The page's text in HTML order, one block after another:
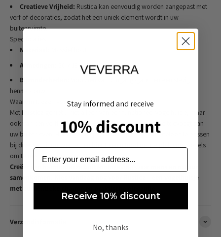
Creatieve Vrijheid: Rustica kan eenvoudig worden aangepast met
verf of decoraties, zodat het een uniek element wordt in uw
buitenruimte.
Specificaties
Materiaal:
Afmetingen:
20 x 13 x 15 cm
Bijzonderheden:
henneptouw
Waarom Kiezen voor Rustica?
Met Rustica
geniet u niet alleen van een functioneel vogelhuisje, maar
ook van een verfijnd decoratiestuk dat een vleugje luxe toevoegt aan
uw buitenleven. Het vogelhuisje is ontworpen om moeiteloos te passen
bij diverse tuinontwerpen en biedt een uitnodigende plek voor vogels
om te nestelen, eten en rusten.
Creëer een harmonieuze buitenomgeving waar mens en natuur
samenkomen. Kies vandaag nog voor Rustica – een vogelhuisje
met authentieke charme en praktische elegantie.
Verzendinformatie
Stay informed and receive
10% discount
Receive 10% discount
No, thanks